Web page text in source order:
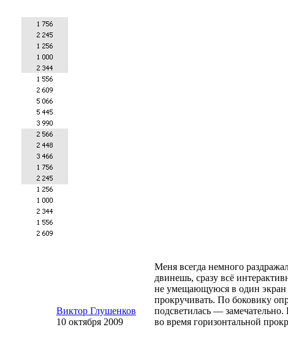
Виктор Глушенков
10 октября 2009
Меня всегда немного
двинешь, сразу всё
не умещающуюся в один
прокручивать. По боковику
подсветилась — замечательно.
во время горизонтальной